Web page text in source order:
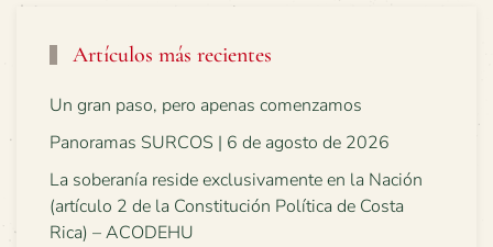
Artículos más recientes
Un gran paso, pero apenas comenzamos
Panoramas SURCOS | 6 de agosto de 2026
La soberanía reside exclusivamente en la Nación
(artículo 2 de la Constitución Política de Costa
Rica) – ACODEHU